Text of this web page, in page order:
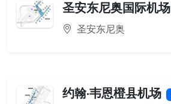
圣安东尼奥国际机场
圣安东尼奥
约翰·韦恩橙县机场